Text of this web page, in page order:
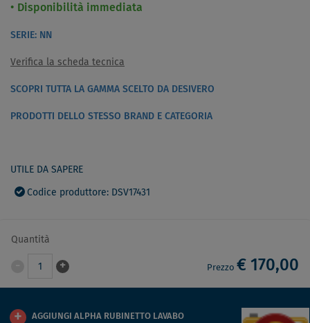
Disponibilità immediata
SERIE: NN
Verifica la scheda tecnica
SCOPRI TUTTA LA GAMMA SCELTO DA DESIVERO
PRODOTTI DELLO STESSO BRAND E CATEGORIA
UTILE DA SAPERE
Codice produttore: DSV17431
Quantità
1 + Prezzo € 170,00
AGGIUNGI ALPHA RUBINETTO LAVABO